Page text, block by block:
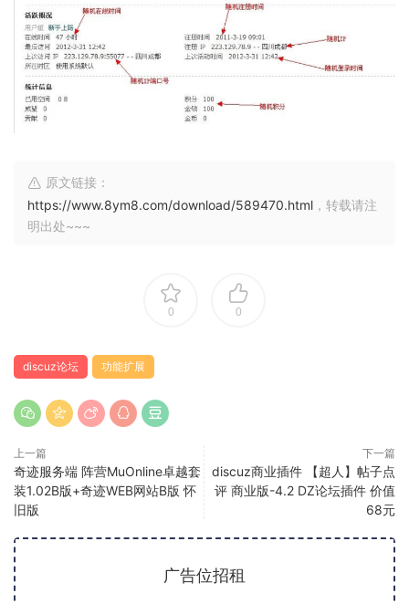
原文链接：
https://www.8ym8.com/download/589470.html ，转载请注
明出处~~~
0 0
discuz论坛 功能扩展
上一篇
奇迹服务端 阵营MuOnline卓越套
装1.02B版+奇迹WEB网站B版 怀
旧版
下一篇
discuz商业插件 【超人】帖子点
评 商业版-4.2 DZ论坛插件 价值
68元
广告位招租